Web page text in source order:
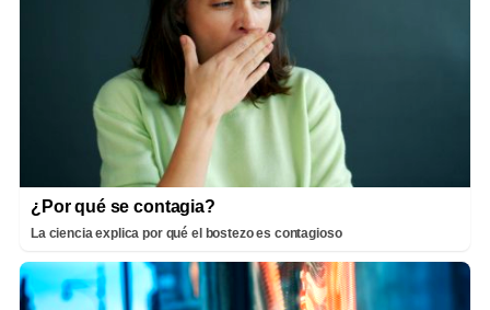
¿Por qué se contagia?
La ciencia explica por qué el bostezo es contagioso